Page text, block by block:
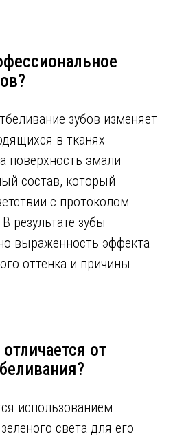
зубов изменяет
в тканях
поверхность эмали
состав, который
с протоколом
результате зубы
выраженность эффекта
оттенка и причины
от
использованием
света для его